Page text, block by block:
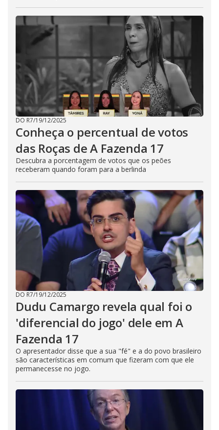
DO R7/19/12/2025
Conheça o percentual de votos
das Roças de A Fazenda 17
Descubra a porcentagem de votos que os peões
receberam quando foram para a berlinda
DO R7/19/12/2025
Dudu Camargo revela qual foi o
'diferencial do jogo' dele em A
Fazenda 17
O apresentador disse que a sua "fé" e a do povo brasileiro
são características em comum que fizeram com que ele
permanecesse no jogo.